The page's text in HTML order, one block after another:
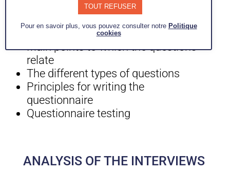
Objectives sought
Types of questionnaire, depending
on the purpose of the survey
Main points to which the questions
relate
The different types of questions
Principles for writing the
questionnaire
Questionnaire testing
ANALYSIS OF THE INTERVIEWS
TOUT REFUSER
Pour en savoir plus, vous pouvez consulter notre Politique
cookies